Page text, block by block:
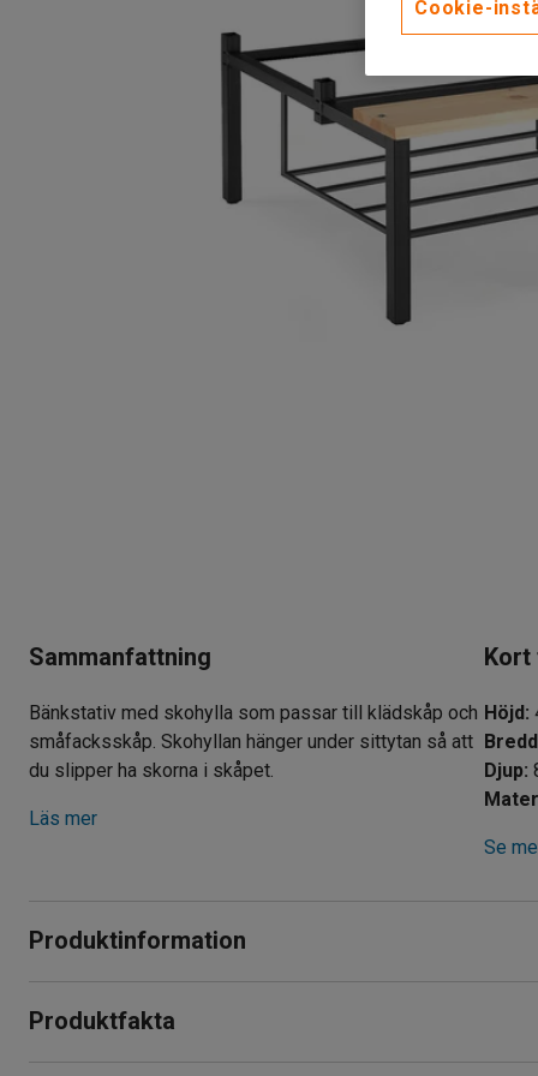
Sammanfattning
Bänkstativ med skohylla som passar till klädskåp och
småfacksskåp. Skohyllan hänger under sittytan så att
du slipper ha skorna i skåpet.
Läs mer
Kort
Höjd :
Bredd
Djup:
Se
Produktinformation
tillverkade av kraftig, pulverlackerad stålplåt och sittytan är av
Produktfakta
Cookie-